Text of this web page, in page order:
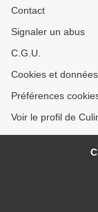
Contact
Signaler un abus
C.G.U.
Cookies et
Préférences
Voir le profil de